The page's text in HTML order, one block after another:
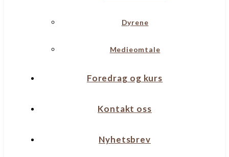
Dyrene
Medieomtale
Foredrag og kurs
Kontakt oss
Nyhetsbrev